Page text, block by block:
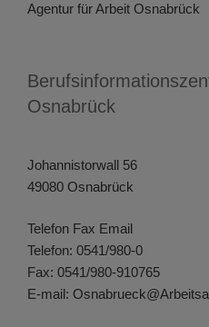
Agentur für Arbeit Osnabrück
Osnabrück
Johannistorwall 56
49080 Osnabrück
Telefon Fax Email
Telefon: 0541/980-0
Fax: 0541/980-910765
E-mail: